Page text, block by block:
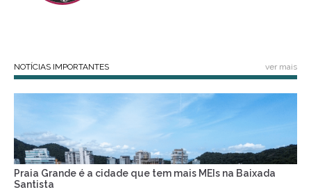
NOTÍCIAS IMPORTANTES ver mais
Praia Grande é a cidade que tem mais MEIs na Baixada
Santista